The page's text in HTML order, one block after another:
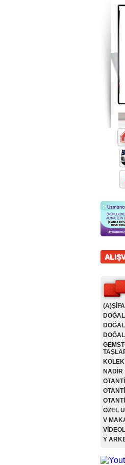
NADİR
ÖZEL
V
Y